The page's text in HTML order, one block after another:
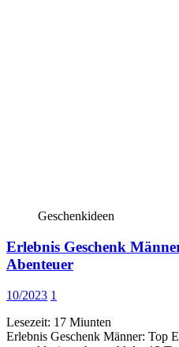
Geschenkideen
Erlebnis Geschenk
Abenteuer
10/2023 1
Lesezeit: 17 Miunten
Erlebnis Geschenk Männer: Top